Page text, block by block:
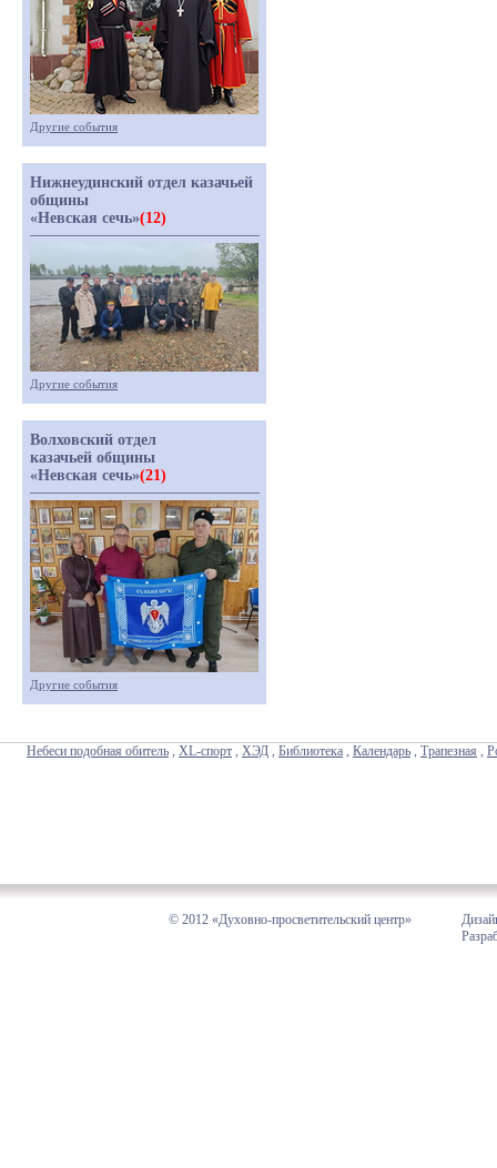
Другие события
Нижнеудинский отдел казачьей
общины
«Невская сечь»(12)
Другие события
Волховский отдел
казачьей общины
«Невская сечь»(21)
Другие события
Небеси подобная обитель , XL-спорт , ХЭД , Библиотека , Календарь , Трапезная ,
© 2012 «Духовно-просветительский центр»